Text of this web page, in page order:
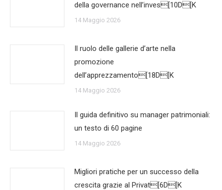
della governance nell’inves[10D[K
14 Maggio 2026
Il ruolo delle gallerie d’arte nella
promozione
dell’apprezzamento[18D[K
14 Maggio 2026
Il guida definitivo su manager patrimoniali:
un testo di 60 pagine
14 Maggio 2026
Migliori pratiche per un successo della
crescita grazie al Privat[6D[K